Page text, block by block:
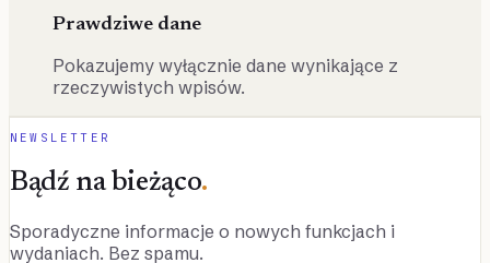
Prawdziwe dane
Pokazujemy wyłącznie dane wynikające z
rzeczywistych wpisów.
NEWSLETTER
Bądź na bieżąco.
Sporadyczne informacje o nowych funkcjach i
wydaniach. Bez spamu.